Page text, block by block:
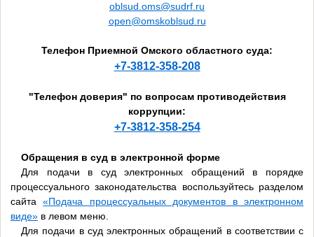
oblsud.oms@sudrf.ru
open@omskoblsud.ru
Телефон Приемной Омского областного суда:
+7-3812-358-208
"Телефон доверия" по вопросам противодействия
коррупции:
+7-3812-358-254
Обращения в суд в электронной форме
Для подачи в суд электронных обращений в порядке
процессуального законодательства воспользуйтесь разделом
сайта«Подача процессуальных документов в электронном
виде» в левом меню.
Для подачи в суд электронных обращений в соответствии с